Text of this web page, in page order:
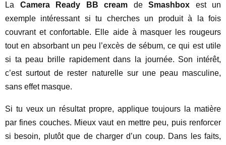
La Camera Ready BB cream de Smashbox est un
exemple intéressant si tu cherches un produit à la fois
couvrant et confortable. Elle aide à masquer les rougeurs
tout en absorbant un peu l’excès de sébum, ce qui est utile
si ta peau brille rapidement dans la journée. Son intérêt,
c’est surtout de rester naturelle sur une peau masculine,
sans effet masque.
Si tu veux un résultat propre, applique toujours la matière
par fines couches. Mieux vaut en mettre peu, puis renforcer
si besoin, plutôt que de charger d’un coup. Dans les faits,